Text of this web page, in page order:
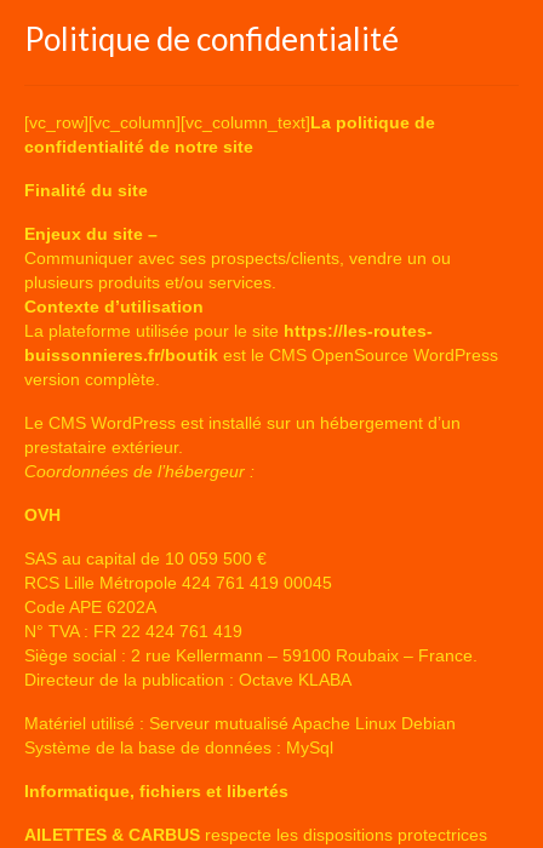
Politique de confidentialité
[vc_row][vc_column][vc_column_text]La politique de
confidentialité de notre site
Finalité du site
Enjeux du site –
Communiquer avec ses prospects/clients, vendre un ou
plusieurs produits et/ou services.
Contexte d’utilisation
La plateforme utilisée pour le site https://les-routes-
buissonnieres.fr/boutik est le CMS OpenSource WordPress
version complète.
Le CMS WordPress est installé sur un hébergement d’un
prestataire extérieur.
Coordonnées de l’hébergeur :
OVH
SAS au capital de 10 059 500 €
RCS Lille Métropole 424 761 419 00045
Code APE 6202A
N° TVA : FR 22 424 761 419
Siège social : 2 rue Kellermann – 59100 Roubaix – France.
Directeur de la publication : Octave KLABA
Matériel utilisé : Serveur mutualisé Apache Linux Debian
Système de la base de données : MySql
Informatique, fichiers et libertés
AILETTES & CARBUS respecte les dispositions protectrices